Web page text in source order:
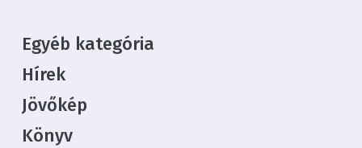
Egyéb kategória
Hírek
Jövőkép
Könyv